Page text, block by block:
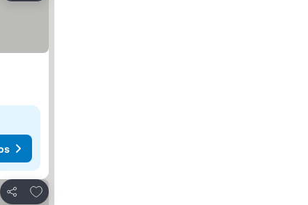
Partilhar
Adicionar aos favoritos